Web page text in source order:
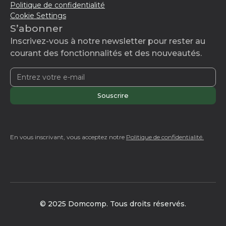
Politique de confidentialité
Cookie Settings
S’abonner
Inscrivez-vous à notre newsletter pour rester au
courant des fonctionnalités et des nouveautés.
En vous inscrivant, vous acceptez notre Politique de confidentialité.
© 2025 Domcomp. Tous droits réservés.